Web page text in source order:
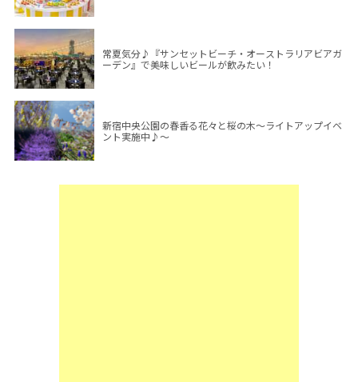
常夏気分♪『サンセットビーチ・オーストラリアビアガ
ーデン』で美味しいビールが飲みたい！
新宿中央公園の春香る花々と桜の木～ライトアップイベ
ント実施中♪～